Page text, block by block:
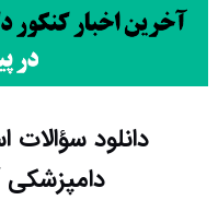
دانلود
دامپزشکی